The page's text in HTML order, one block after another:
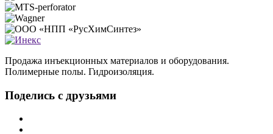
Продажа инъекционных материалов и оборудования.
Полимерные полы. Гидроизоляция.
Поделись с друзьями